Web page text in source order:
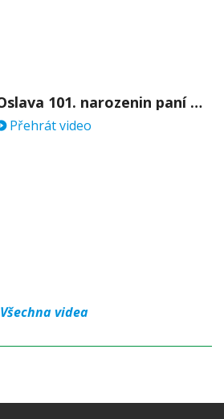
Oslava 101. narozenin paní Věry Skořepové
Přehrát video
Všechna videa